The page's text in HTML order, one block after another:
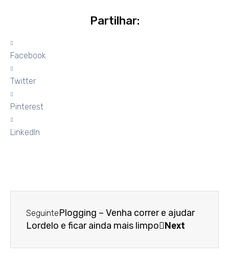
Partilhar:
Facebook
Twitter
Pinterest
LinkedIn
SeguintePlogging – Venha correr e ajudar
Lordelo e ficar ainda mais limpo
Next